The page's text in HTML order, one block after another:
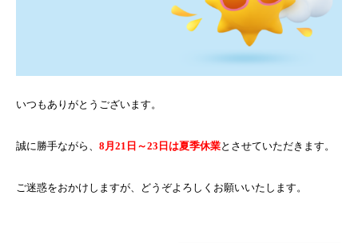
いつもありがとうございます。
誠に勝手ながら、 8月21日～23日は夏季休業とさせていただきます。
ご迷惑をおかけしますが、どうぞよろしくお願いいたします。